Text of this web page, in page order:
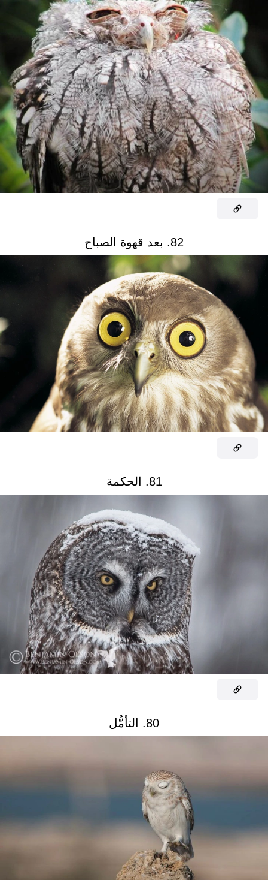
82. بعد قهوة الصباح
81. الحكمة
80. التأمُّل